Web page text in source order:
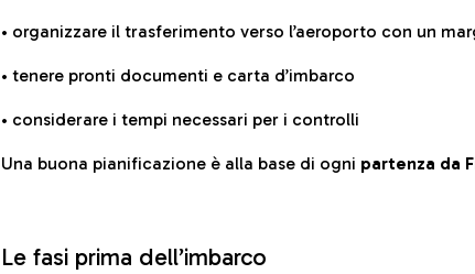
• organizzare il trasferimento verso l’aeroporto con un
• tenere pronti documenti e carta d’imbarco
• considerare i tempi necessari per i controlli
Una buona pianificazione è alla base di ogni partenza da
Le fasi prima dell’imbarco